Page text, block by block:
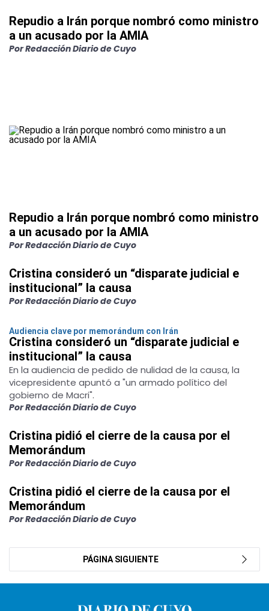
Repudio a Irán porque nombró como ministro
a un acusado por la AMIA
Por Redacción Diario de Cuyo
Repudio a Irán porque nombró como ministro
a un acusado por la AMIA
Por Redacción Diario de Cuyo
Cristina consideró un “disparate judicial e
institucional” la causa
Por Redacción Diario de Cuyo
Audiencia clave por memorándum con Irán
Cristina consideró un “disparate judicial e
institucional” la causa
En la audiencia de pedido de nulidad de la causa, la
vicepresidente apuntó a "un armado político del
gobierno de Macri".
Por Redacción Diario de Cuyo
Cristina pidió el cierre de la causa por el
Memorándum
Por Redacción Diario de Cuyo
Cristina pidió el cierre de la causa por el
Memorándum
Por Redacción Diario de Cuyo
PÁGINA SIGUIENTE